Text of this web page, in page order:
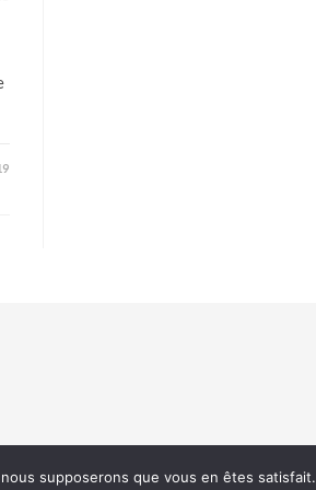
supposerons que vous en êtes satisfait.